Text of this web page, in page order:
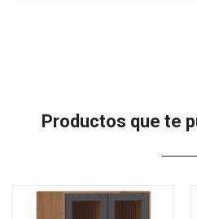
Productos que te